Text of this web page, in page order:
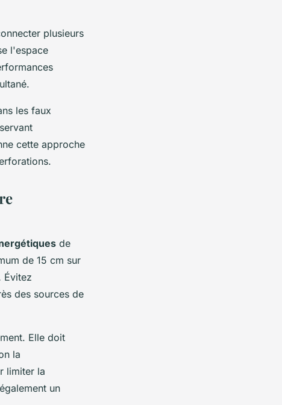
plusieurs
l'espace
les faux
cette approche
de
de 15 cm sur
Évitez
des sources de
Elle doit
la
limiter la
un